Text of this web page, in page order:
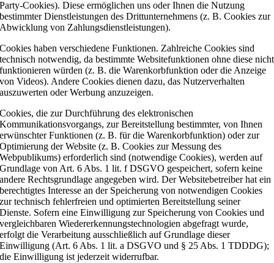
Party-Cookies). Diese ermöglichen uns oder Ihnen die Nutzung
bestimmter Dienstleistungen des Drittunternehmens (z. B. Cookies zur
Abwicklung von Zahlungsdienstleistungen).
Cookies haben verschiedene Funktionen. Zahlreiche Cookies sind
technisch notwendig, da bestimmte Websitefunktionen ohne diese nicht
funktionieren würden (z. B. die Warenkorbfunktion oder die Anzeige
von Videos). Andere Cookies dienen dazu, das Nutzerverhalten
auszuwerten oder Werbung anzuzeigen.
Cookies, die zur Durchführung des elektronischen
Kommunikationsvorgangs, zur Bereitstellung bestimmter, von Ihnen
erwünschter Funktionen (z. B. für die Warenkorbfunktion) oder zur
Optimierung der Website (z. B. Cookies zur Messung des
Webpublikums) erforderlich sind (notwendige Cookies), werden auf
Grundlage von Art. 6 Abs. 1 lit. f DSGVO gespeichert, sofern keine
andere Rechtsgrundlage angegeben wird. Der Websitebetreiber hat ein
berechtigtes Interesse an der Speicherung von notwendigen Cookies
zur technisch fehlerfreien und optimierten Bereitstellung seiner
Dienste. Sofern eine Einwilligung zur Speicherung von Cookies und
vergleichbaren Wiedererkennungstechnologien abgefragt wurde,
erfolgt die Verarbeitung ausschließlich auf Grundlage dieser
Einwilligung (Art. 6 Abs. 1 lit. a DSGVO und § 25 Abs. 1 TDDDG);
die Einwilligung ist jederzeit widerrufbar.